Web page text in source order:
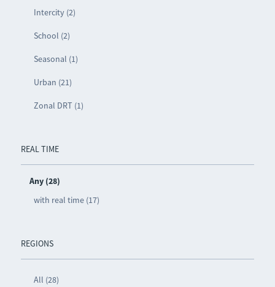
Intercity (2)
School (2)
Seasonal (1)
Urban (21)
Zonal DRT (1)
REAL TIME
Any (28)
with real time (17)
REGIONS
All (28)